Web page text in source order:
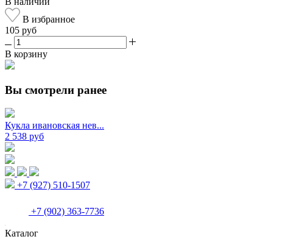
В избранное
105 руб
В корзину
Вы смотрели ранее
Кукла ивановская нев...
2 538 руб
+7 (927) 510-1507
+7 (902) 363-7736
Каталог